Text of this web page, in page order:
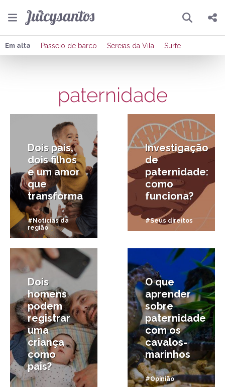
Pesquisar
Compartilhar
Enviar por Whatsapp
Publicar no Facebook
Publicar no X
Em alta Passeio de barco Sereias da Vila Surfe
paternidade
9/08/2025
Dois pais,
dois filhos
e um amor
que
transforma
#Notícias da
região
Investigação
de
paternidade:
como
funciona?
#Seus direitos
10/08/2020
Dois
homens
podem
registrar
uma
criança
como
pais?
O que
aprender
sobre
paternidade
com os
cavalos-
marinhos
#Opinião